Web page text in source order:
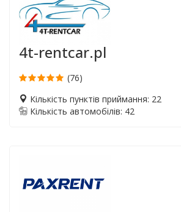
4t-rentcar.pl
(76)
Кількість пунктів приймання: 22
Кількість автомобілів: 42